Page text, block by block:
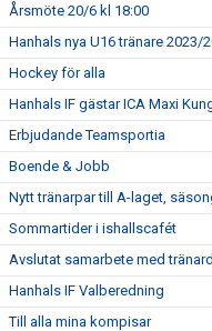
Årsmöte 20/6 kl 18:00
Hanhals nya U16 tränare 2023/
Hockey för alla
Hanhals IF gästar ICA Maxi
Erbjudande Teamsportia
Boende & Jobb
Nytt tränarpar till A-laget,
Sommartider i ishallscafét
Avslutat samarbete med
Hanhals IF Valberedning
Till alla mina kompisar